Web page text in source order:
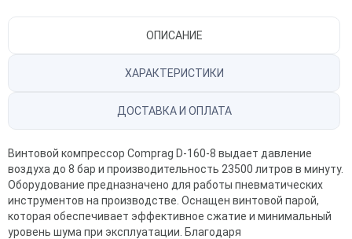
ОПИСАНИЕ
ХАРАКТЕРИСТИКИ
ДОСТАВКА И ОПЛАТА
Винтовой компрессор Comprag D-160-8 выдает давление
воздуха до 8 бар и производительность 23500 литров в минуту.
Оборудование предназначено для работы пневматических
инструментов на производстве. Оснащен винтовой парой,
которая обеспечивает эффективное сжатие и минимальный
уровень шума при эксплуатации. Благодаря